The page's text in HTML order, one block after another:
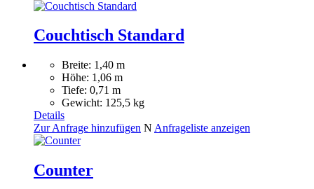
Couchtisch Standard
Breite: 1,40 m
Höhe: 1,06 m
Tiefe: 0,71 m
Gewicht: 125,5 kg
Details
Zur Anfrage hinzufügen N Anfrageliste anzeigen
Counter